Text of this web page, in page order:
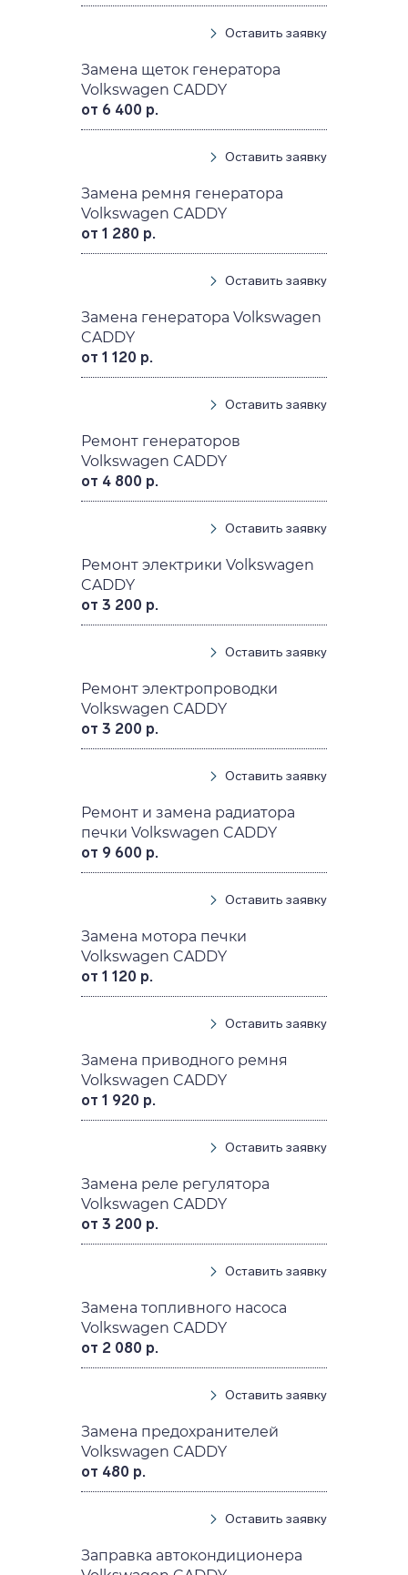
Оставить заявку
Замена щеток генератора
Volkswagen CADDY
от 6 400 р.
Оставить заявку
Замена ремня генератора
Volkswagen CADDY
от 1 280 р.
Оставить заявку
Замена генератора Volkswagen
CADDY
от 1 120 р.
Оставить заявку
Ремонт генераторов
Volkswagen CADDY
от 4 800 р.
Оставить заявку
Ремонт электрики Volkswagen
CADDY
от 3 200 р.
Оставить заявку
Ремонт электропроводки
Volkswagen CADDY
от 3 200 р.
Оставить заявку
Ремонт и замена радиатора
печки Volkswagen CADDY
от 9 600 р.
Оставить заявку
Замена мотора печки
Volkswagen CADDY
от 1 120 р.
Оставить заявку
Замена приводного ремня
Volkswagen CADDY
от 1 920 р.
Оставить заявку
Замена реле регулятора
Volkswagen CADDY
от 3 200 р.
Оставить заявку
Замена топливного насоса
Volkswagen CADDY
от 2 080 р.
Оставить заявку
Замена предохранителей
Volkswagen CADDY
от 480 р.
Оставить заявку
Заправка автокондиционера